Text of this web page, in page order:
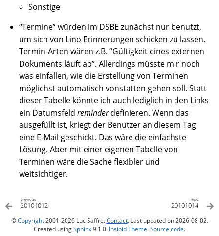
Sonstige
“Termine” würden im DSBE zunächst nur benutzt,
um sich von Lino Erinnerungen schicken zu lassen.
Termin-Arten wären z.B. “Gültigkeit eines externen
Dokuments läuft ab”. Allerdings müsste mir noch
was einfallen, wie die Erstellung von Terminen
möglichst automatisch vonstatten gehen soll. Statt
dieser Tabelle könnte ich auch lediglich in den Links
ein Datumsfeldreminderdefinieren. Wenn das
ausgefüllt ist, kriegt der Benutzer an diesem Tag
eine E-Mail geschickt. Das wäre die einfachste
Lösung. Aber mit einer eigenen Tabelle von
Terminen wäre die Sache flexibler und
weitsichtiger.
previous
20101012
next
20101014
©Copyright2001-2026 Luc Saffre.Contact. Last updated on 2026-08-02.
Created usingSphinx9.1.0. Insipid Theme.Source code.